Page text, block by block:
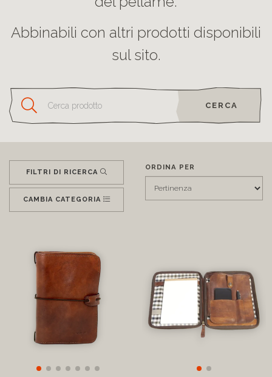
del pellame.
Abbinabili con altri prodotti disponibili
sul sito.
ORDINA PER